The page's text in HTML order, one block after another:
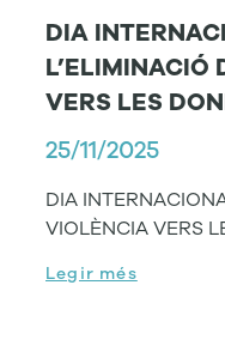
DIA
L’ELIMINACIÓ
VERS LES
25/11/2025
DIA
VIOLÈNCIA VERS
Legir més